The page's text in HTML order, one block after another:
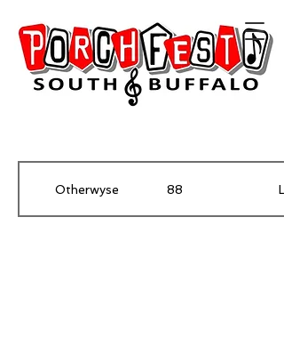
Otherwyse 88